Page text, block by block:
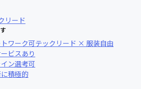
リード
ワーク可テックリード × 服装自由
ビスあり
ン選考可
積極的